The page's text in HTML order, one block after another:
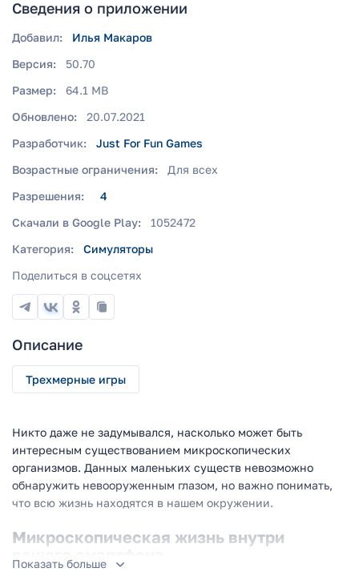
Сведения о приложении
Добавил:
Илья Макаров
Версия:
50.70
Размер:
64.1 MB
Обновлено:
20.07.2021
Разработчик:
Just For Fun Games
Возрастные ограничения:
Для всех
Разрешения:
4
Скачали в Google Play:
1052472
Категория:
Симуляторы
Поделиться в соцсетях
Описание
Трехмерные игры
Никто даже не задумывался, насколько может быть
интересным существованием микроскопических
организмов. Данных маленьких существ невозможно
обнаружить невооруженным глазом, но важно понимать,
что всю жизнь находятся в нашем окружении.
Микроскопическая жизнь внутри
Показать больше